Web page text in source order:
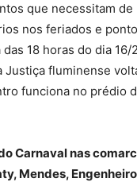
que necessitam de
nos feriados e
18 horas do dia
fluminense
funciona no prédio
Carnaval nas
Mendes,